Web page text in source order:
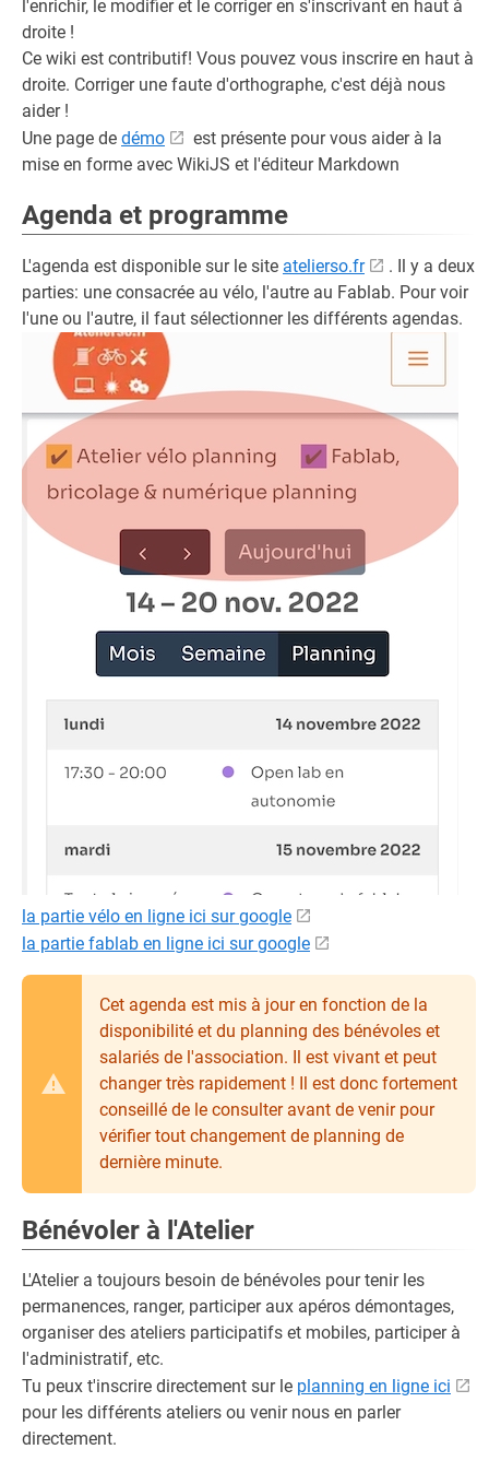
l'enrichir, le modifier et le corriger en s'inscrivant en haut à
droite !
Ce wiki est contributif! Vous pouvez vous inscrire en haut à
droite. Corriger une faute d'orthographe, c'est déjà nous
aider !
Une page de démo
est présente pour vous aider à la
mise en forme avec WikiJS et l'éditeur Markdown
Agenda et programme
L'agenda est disponible sur le site atelierso.fr
. Il y a deux
parties: une consacrée au vélo, l'autre au Fablab. Pour voir
l'une ou l'autre, il faut sélectionner les différents agendas.
la partie vélo en ligne ici sur google
la partie fablab en ligne ici sur google
Cet agenda est mis à jour en fonction de la
disponibilité et du planning des bénévoles et
salariés de l'association. Il est vivant et peut
changer très rapidement ! Il est donc fortement
conseillé de le consulter avant de venir pour
vérifier tout changement de planning de
dernière minute.
Bénévoler à l'Atelier
L'Atelier a toujours besoin de bénévoles pour tenir les
permanences, ranger, participer aux apéros démontages,
organiser des ateliers participatifs et mobiles, participer à
l'administratif, etc.
Tu peux t'inscrire directement sur le planning en ligne ici
pour les différents ateliers ou venir nous en parler
directement.